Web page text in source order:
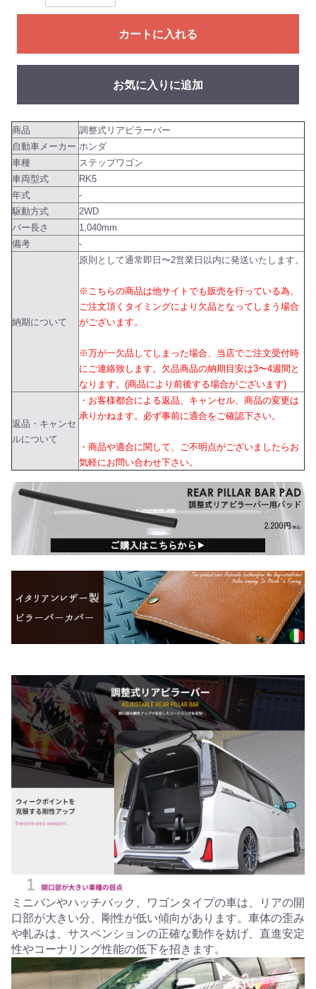
カートに入れる
お気に入りに追加
商品
調整式リアピラーバー
自動車メーカー ホンダ
車種
ステップワゴン
車両型式
RK5
年式
-
駆動方式
2WD
バー長さ
1,040mm
備考
-
納期について
原則として通常即日〜2営業日以内に発送いたします。
※こちらの商品は他サイトでも販売を行っている為、
ご注文頂くタイミングにより欠品となってしまう場合
がございます。
※万が一欠品してしまった場合、当店でご注文受付時
にご連絡致します。欠品商品の納期目安は3〜4週間と
なります。(商品により前後する場合がございます)
返品・キャンセ
ルについて
・お客様都合による返品、キャンセル、商品の変更は
承りかねます。必ず事前に適合をご確認下さい。
・商品や適合に関して、ご不明点がございましたらお
気軽にお問い合わせ下さい。
ミニバンやハッチバック、ワゴンタイプの車は、リアの開
口部が大きい分、剛性が低い傾向があります。車体の歪み
や軋みは、サスペンションの正確な動作を妨げ、直進安定
性やコーナリング性能の低下を招きます。